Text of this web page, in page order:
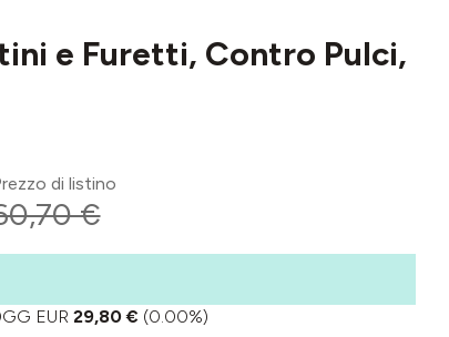
e Furetti, Contro Pulci,
di listino
€
EUR 29,80 € (0.00%)